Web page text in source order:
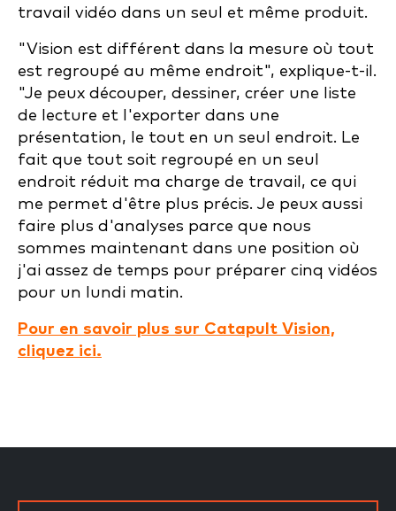
travail vidéo dans un seul et même produit.
"Vision est différent dans la mesure où tout
est regroupé au même endroit", explique-t-il.
"Je peux découper, dessiner, créer une liste
de lecture et l'exporter dans une
présentation, le tout en un seul endroit. Le
fait que tout soit regroupé en un seul
endroit réduit ma charge de travail, ce qui
me permet d'être plus précis. Je peux aussi
faire plus d'analyses parce que nous
sommes maintenant dans une position où
j'ai assez de temps pour préparer cinq vidéos
pour un lundi matin.
Pour en savoir plus sur Catapult Vision,
cliquez ici.